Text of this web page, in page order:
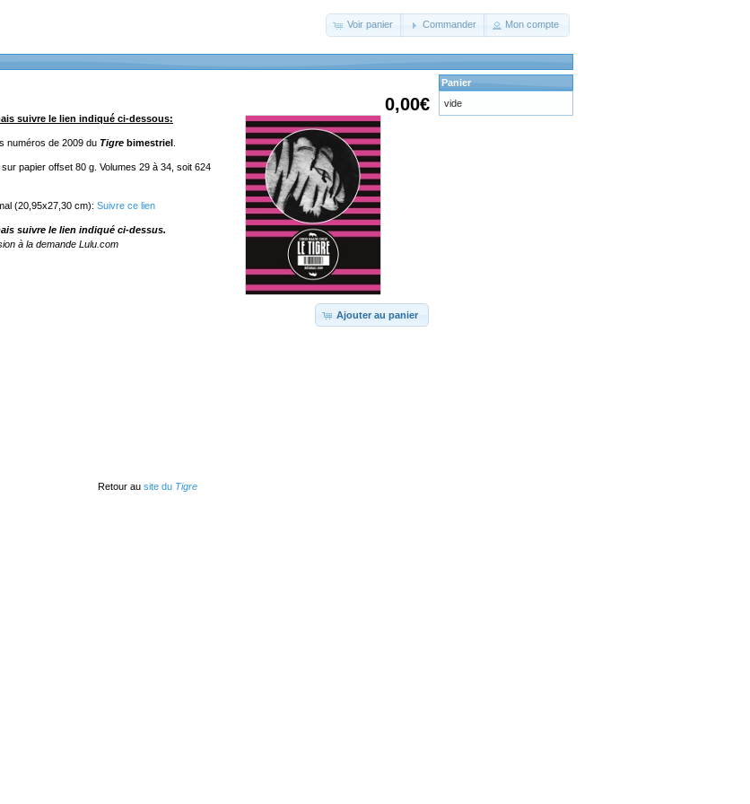
Voir panier Commander Mon compte
0,00€
suivre le lien indiqué ci-dessous:
numéros de 2009 du Tigre bimestriel
papier offset 80 g. Volumes 29 à 34, soit 624
(20,95x27,30 cm): Suivre ce lien
suivre le lien indiqué ci-dessus.
à la demande Lulu.com
Ajouter au panier
Panier
vide
Retour au site du Tigre